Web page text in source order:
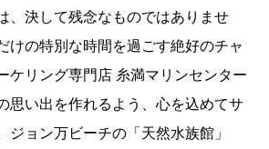
、決して残念なものではありませ
けの特別な時間を過ごす絶好のチャ
ケリング専門店 糸満マリンセンター
思い出を作れるよう、心を込めてサ
ジョン万ビーチの「天然水族館」